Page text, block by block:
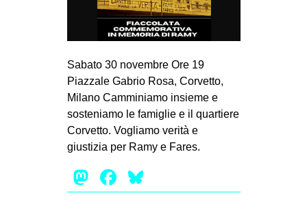
Sabato 30 novembre Ore 19
Piazzale Gabrio Rosa, Corvetto,
Milano Camminiamo insieme e
sosteniamo le famiglie e il quartiere
Corvetto. Vogliamo verità e
giustizia per Ramy e Fares.
Mastodon
Facebook